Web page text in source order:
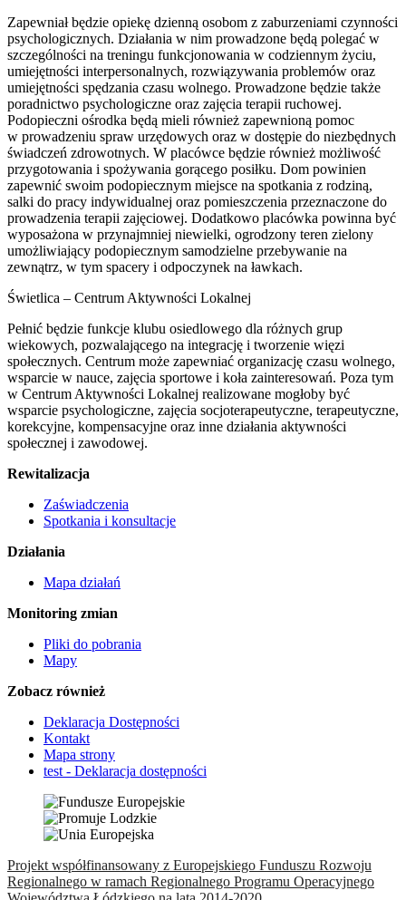
Zapewniał będzie opiekę dzienną osobom z zaburzeniami czynności
psychologicznych. Działania w nim prowadzone będą polegać w
szczególności na treningu funkcjonowania w codziennym życiu,
umiejętności interpersonalnych, rozwiązywania problemów oraz
umiejętności spędzania czasu wolnego. Prowadzone będzie także
poradnictwo psychologiczne oraz zajęcia terapii ruchowej.
Podopieczni ośrodka będą mieli również zapewnioną pomoc
w prowadzeniu spraw urzędowych oraz w dostępie do niezbędnych
świadczeń zdrowotnych. W placówce będzie również możliwość
przygotowania i spożywania gorącego posiłku. Dom powinien
zapewnić swoim podopiecznym miejsce na spotkania z rodziną,
salki do pracy indywidualnej oraz pomieszczenia przeznaczone do
prowadzenia terapii zajęciowej. Dodatkowo placówka powinna być
wyposażona w przynajmniej niewielki, ogrodzony teren zielony
umożliwiający podopiecznym samodzielne przebywanie na
zewnątrz, w tym spacery i odpoczynek na ławkach.
Świetlica – Centrum Aktywności Lokalnej
Pełnić będzie funkcje klubu osiedlowego dla różnych grup
wiekowych, pozwalającego na integrację i tworzenie więzi
społecznych. Centrum może zapewniać organizację czasu wolnego,
wsparcie w nauce, zajęcia sportowe i koła zainteresowań. Poza tym
w Centrum Aktywności Lokalnej realizowane mogłoby być
wsparcie psychologiczne, zajęcia socjoterapeutyczne, terapeutyczne,
korekcyjne, kompensacyjne oraz inne działania aktywności
społecznej i zawodowej.
Rewitalizacja
Zaświadczenia
Spotkania i konsultacje
Działania
Mapa działań
Monitoring zmian
Pliki do pobrania
Mapy
Zobacz również
Deklaracja Dostępności
Kontakt
Mapa strony
test - Deklaracja dostępności
Projekt współfinansowany z Europejskiego Funduszu Rozwoju
Regionalnego w ramach Regionalnego Programu Operacyjnego